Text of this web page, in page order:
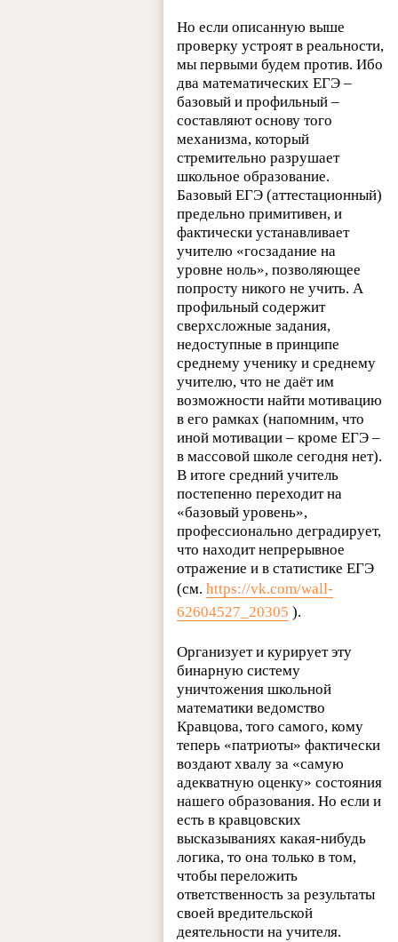
Но если описанную выше
проверку устроят в реальности,
мы первыми будем против. Ибо
два математических ЕГЭ –
базовый и профильный –
составляют основу того
механизма, который
стремительно разрушает
школьное образование.
Базовый ЕГЭ (аттестационный)
предельно примитивен, и
фактически устанавливает
учителю «госзадание на
уровне ноль», позволяющее
попросту никого не учить. А
профильный содержит
сверхсложные задания,
недоступные в принципе
среднему ученику и среднему
учителю, что не даёт им
возможности найти мотивацию
в его рамках (напомним, что
иной мотивации – кроме ЕГЭ –
в массовой школе сегодня нет).
В итоге средний учитель
постепенно переходит на
«базовый уровень»,
профессионально деградирует,
что находит непрерывное
отражение и в статистике ЕГЭ
(см.https://vk.com/wall-
62604527_20305 ).
Организует и курирует эту
бинарную систему
уничтожения школьной
математики ведомство
Кравцова, того самого, кому
теперь «патриоты» фактически
воздают хвалу за «самую
адекватную оценку» состояния
нашего образования. Но если и
есть в кравцовских
высказываниях какая-нибудь
логика, то она только в том,
чтобы переложить
ответственность за результаты
своей вредительской
деятельности на учителя.